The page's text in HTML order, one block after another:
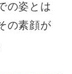
の姿とは
の素顔が